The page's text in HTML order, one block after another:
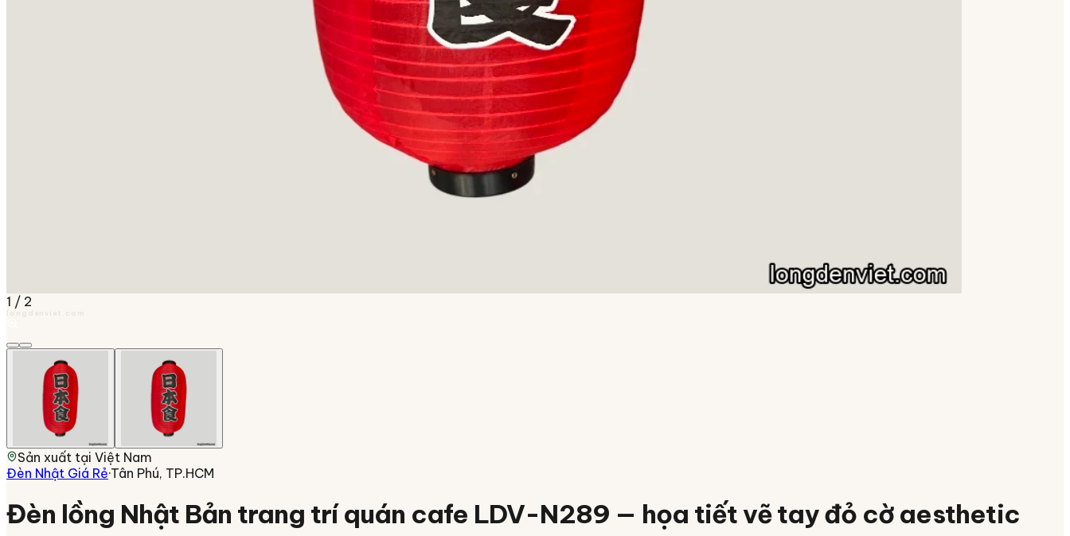
1 / 2
longdenviet.com
Sản xuất tại Việt Nam
Đèn Nhật Giá Rẻ·Tân Phú, TP.HCM
Đèn lồng Nhật Bản trang trí quán cafe LDV-N289 — họa tiết vẽ tay đỏ cờ aesthetic